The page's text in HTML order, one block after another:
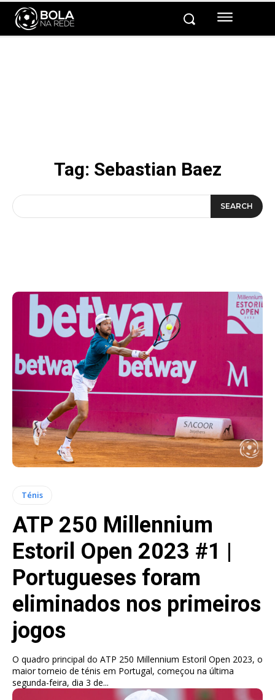
Tag: Sebastian Baez
SEARCH
Ténis
ATP 250 Millennium
Estoril Open 2023 #1 |
Portugueses foram
eliminados nos primeiros
jogos
O quadro principal do ATP 250 Millennium Estoril Open 2023, o
maior torneio de ténis em Portugal, começou na última
segunda-feira, dia 3 de...